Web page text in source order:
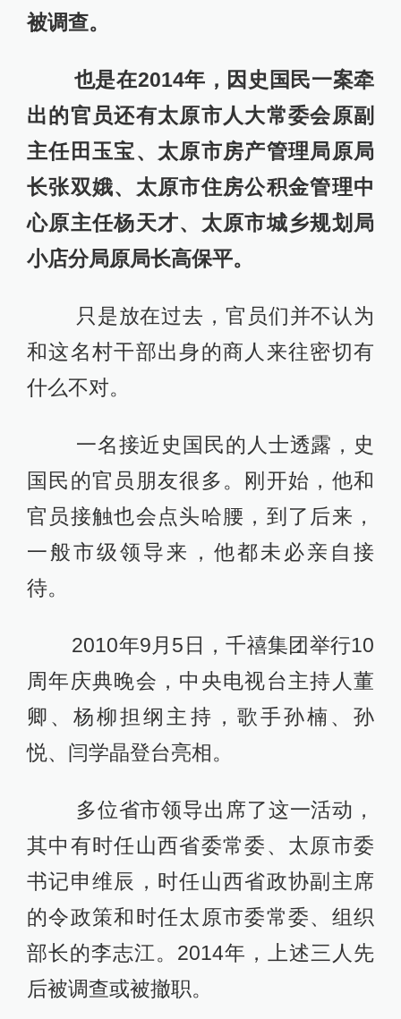
被调查。
也是在2014年，因史国民一案牵
出的官员还有太原市人大常委会原副
主任田玉宝、太原市房产管理局原局
长张双娥、太原市住房公积金管理中
心原主任杨天才、太原市城乡规划局
小店分局原局长高保平。
只是放在过去，官员们并不认为
和这名村干部出身的商人来往密切有
什么不对。
一名接近史国民的人士透露，史
国民的官员朋友很多。刚开始，他和
官员接触也会点头哈腰，到了后来，
一般市级领导来，他都未必亲自接
待。
2010年9月5日，千禧集团举行10
周年庆典晚会，中央电视台主持人董
卿、杨柳担纲主持，歌手孙楠、孙
悦、闫学晶登台亮相。
多位省市领导出席了这一活动，
其中有时任山西省委常委、太原市委
书记申维辰，时任山西省政协副主席
的令政策和时任太原市委常委、组织
部长的李志江。2014年，上述三人先
后被调查或被撤职。